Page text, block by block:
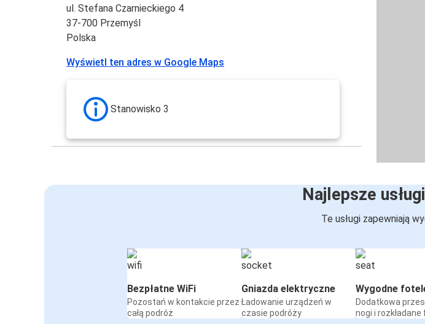
ul. Stefana Czarnieckiego 4
37-700 Przemyśl
Polska
Wyświetl ten adres w Google Maps
Stanowisko 3
Najlepsze
Te usługi zapewniają
Bezpłatne WiFi
Pozostań w kontakcie przez
całą podróż
Gniazda elektryczne
Ładowanie urządzeń w
czasie podróży
Wygodne
Dodatkowa
nogi i